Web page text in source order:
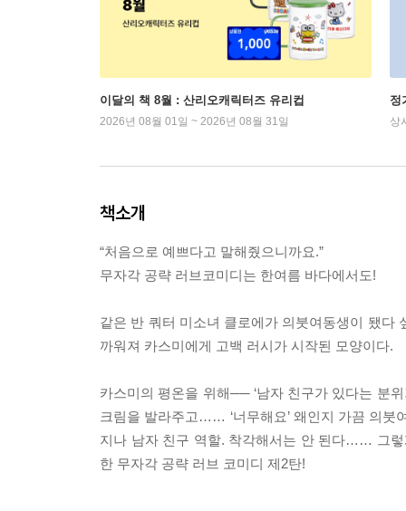
이달의 책 8월 : 산리오캐릭터즈 유리컵
2026년 08월 01일 ~ 2026년 08월 31일
정
상
책소개
“처음으로 예쁘다고 말해줬으니까요.”
무자각 공략 러브코미디는 한여름 바다에서도!
같은 반 쿼터 미소녀 클로에가 의붓여동생이 됐다
까워져 카스미에게 고백 러시가 시작된 모양이다.
카스미의 평온을 위해── ‘남자 친구가 있다는 분
크림을 발라주고…… ‘너무해요’ 왜인지 가끔 의붓
지나 남자 친구 역할. 착각해서는 안 된다…… 그렇
한 무자각 공략 러브 코미디 제2탄!